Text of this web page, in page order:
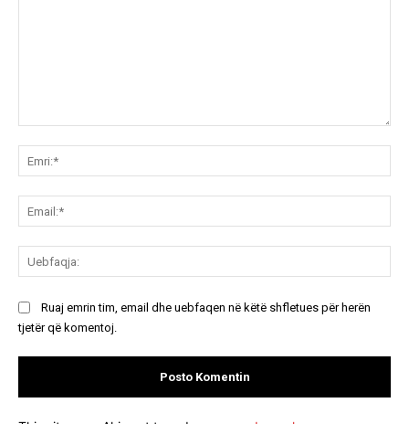
Ruaj emrin tim, email dhe uebfaqen në këtë shfletues për herën
tjetër që komentoj.